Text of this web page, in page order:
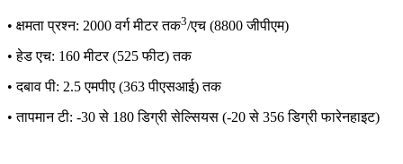
• क्षमता प्रश्न: 2000 वर्ग मीटर तक3/एच (8800 जीपीएम)
• हेड एच: 160 मीटर (525 फीट) तक
• दबाव पी: 2.5 एमपीए (363 पीएसआई) तक
• तापमान टी: -30 से 180 डिग्री सेल्सियस (-20 से 356 डिग्री फारेनहाइट)